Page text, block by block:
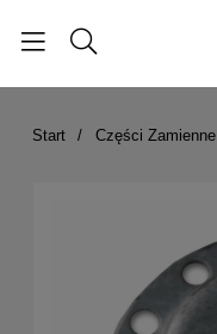
Start Części Zamienne